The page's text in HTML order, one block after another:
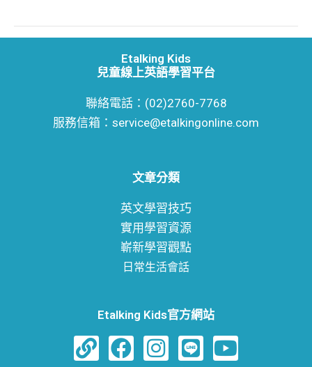
Etalking Kids
兒童線上英語學習平台
聯絡電話：(02)2760-7768
服務信箱：service@etalkingonline.com
文章分類
英文學習技巧
實用學習資源
嶄新學習觀點
日常生活會話
Etalking Kids官方網站
L
F
I
L
Y